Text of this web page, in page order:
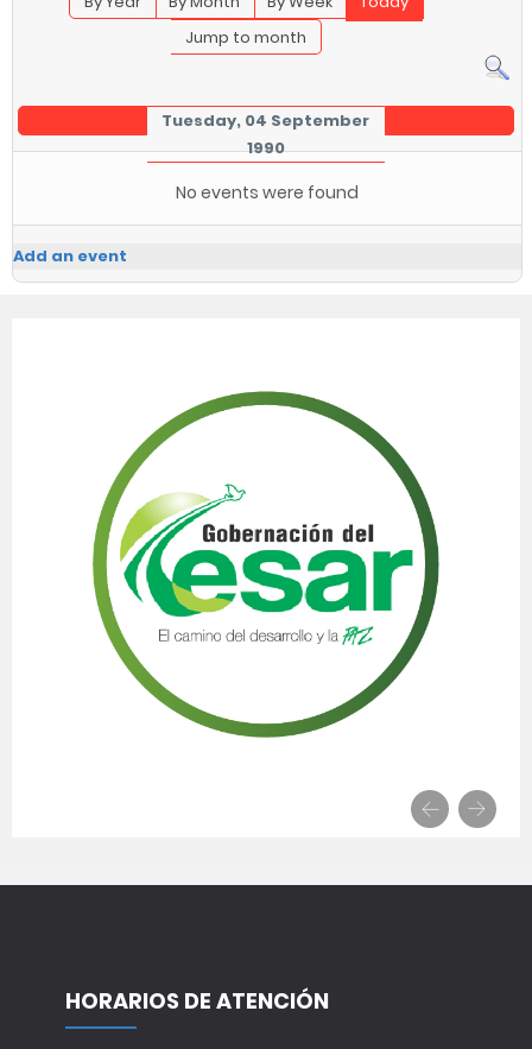
Jump to month
Tuesday, 04 September
1990
No events were found
Add an event
HORARIOS DE ATENCIÓN